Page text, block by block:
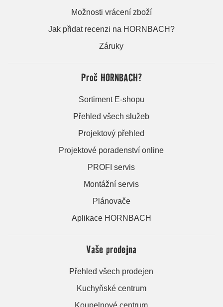
Možnosti vrácení zboží
Jak přidat recenzi na HORNBACH?
Záruky
Proč HORNBACH?
Sortiment E-shopu
Přehled všech služeb
Projektový přehled
Projektové poradenství online
PROFI servis
Montážní servis
Plánovače
Aplikace HORNBACH
Vaše prodejna
Přehled všech prodejen
Kuchyňské centrum
Koupelnové centrum